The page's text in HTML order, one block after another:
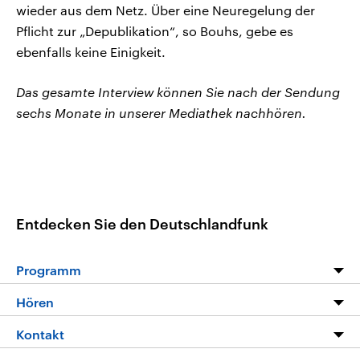
wieder aus dem Netz. Über eine Neuregelung der
Pflicht zur „Depublikation“, so Bouhs, gebe es
ebenfalls keine Einigkeit.
Das gesamte Interview können Sie nach der Sendung
sechs Monate in unserer Mediathek nachhören.
Entdecken Sie den Deutschlandfunk
Programm
Programm
Die Nachrichten
Hören
Livestream
Kontakt